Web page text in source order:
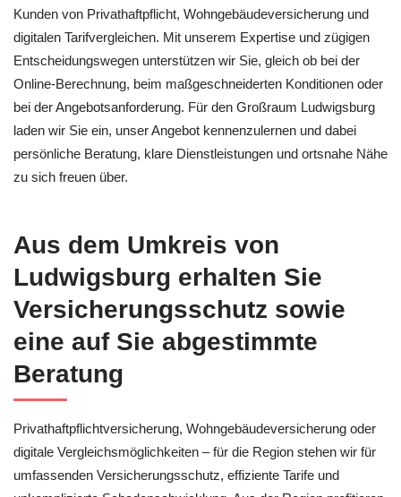
Kunden von Privathaftpflicht, Wohngebäudeversicherung und
digitalen Tarifvergleichen. Mit unserem Expertise und zügigen
Entscheidungswegen unterstützen wir Sie, gleich ob bei der
Online-Berechnung, beim maßgeschneiderten Konditionen oder
bei der Angebotsanforderung. Für den Großraum Ludwigsburg
laden wir Sie ein, unser Angebot kennenzulernen und dabei
persönliche Beratung, klare Dienstleistungen und ortsnahe Nähe
zu sich freuen über.
Aus dem Umkreis von
Ludwigsburg erhalten Sie
Versicherungsschutz sowie
eine auf Sie abgestimmte
Beratung
Privathaftpflichtversicherung, Wohngebäudeversicherung oder
digitale Vergleichsmöglichkeiten – für die Region stehen wir für
umfassenden Versicherungsschutz, effiziente Tarife und